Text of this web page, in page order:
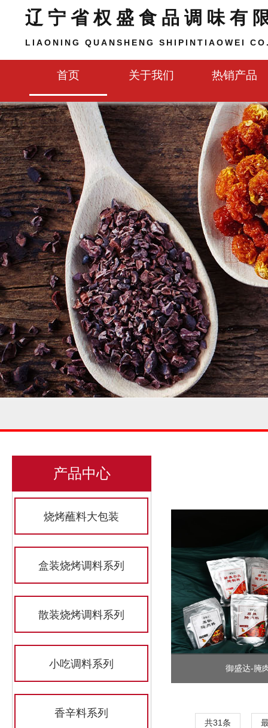
辽宁省权盛食品调味有
LIAONING QUANSHENG SHIPINTIAOWEI
首页 关于我们 热销产品
产品中心
烧烤蘸料大包装
盒装烧烤调料系列
散装烧烤调料系列
小吃调料系列
香辛料系列
御盛达-腌
共31条